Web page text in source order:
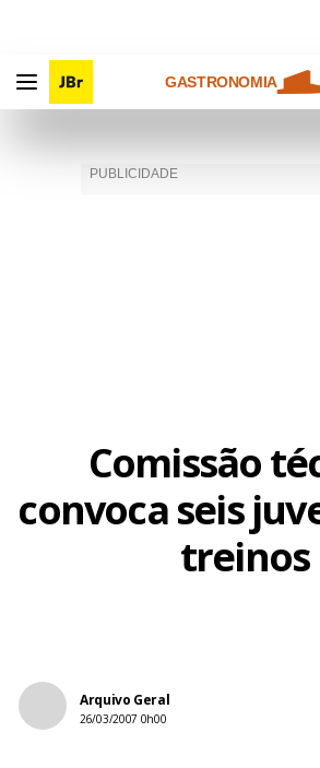
GASTRONOMIA
Comissão
convoca seis
treinos
Arquivo Geral
26/03/2007 0h00